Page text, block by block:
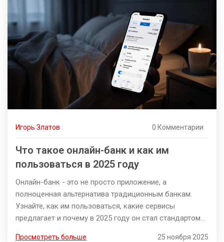
Игорь Златов 0 Комментарии
Что такое онлайн-банк и как им
пользоваться в 2025 году
Онлайн-банк - это не просто приложение, а
полноценная альтернатива традиционным банкам.
Узнайте, как им пользоваться, какие сервисы
предлагает и почему в 2025 году он стал стандартом
Просмотреть больше 25 ноября 2025